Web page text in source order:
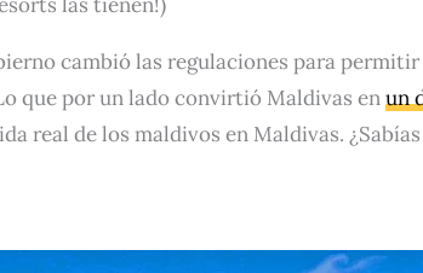
cambió las regulaciones para
que por un lado convirtió Maldivas enun
real de los maldivos en Maldivas.